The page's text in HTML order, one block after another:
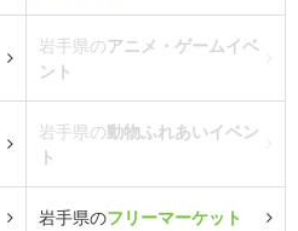
岩手県のアニメ・ゲームイベ
ント
岩手県の動物ふれあいイベン
ト
岩手県のフリーマーケット